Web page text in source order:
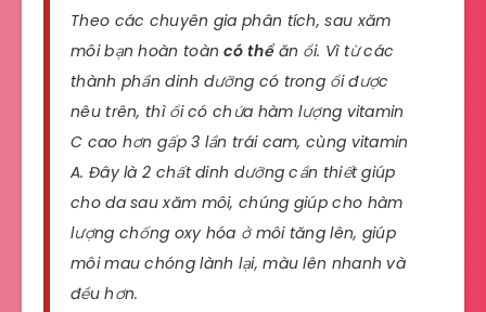
Theo các chuyên gia phân tích, sau xăm
môi bạn hoàn toàncó thểăn ổi. Vì từ các
thành phần dinh dưỡng có trong ổi được
nêu trên, thì ổi có chứa hàm lượng vitamin
C cao hơn gấp 3 lần trái cam, cùng vitamin
A. Đây là 2 chất dinh dưỡng cần thiết giúp
cho da sau xăm môi, chúng giúp cho hàm
lượng chống oxy hóa ở môi tăng lên, giúp
môi mau chóng lành lại, màu lên nhanh và
đều hơn.